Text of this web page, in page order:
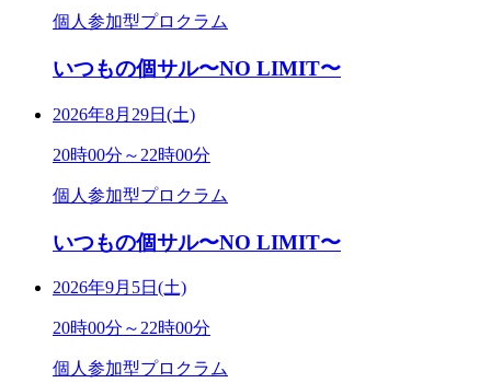
個人参加型プロクラム
いつもの個サル〜NO LIMIT〜
2026年8月29日(土)
20時00分～22時00分
個人参加型プロクラム
いつもの個サル〜NO LIMIT〜
2026年9月5日(土)
20時00分～22時00分
個人参加型プロクラム